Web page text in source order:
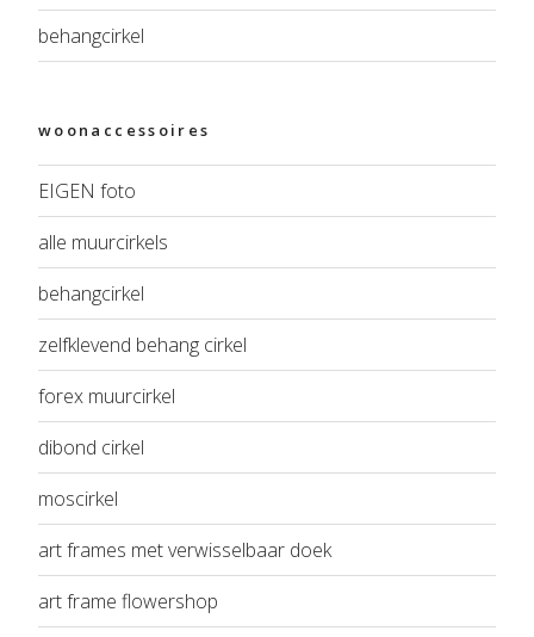
behangcirkel
woonaccessoires
EIGEN foto
alle muurcirkels
behangcirkel
zelfklevend behang cirkel
forex muurcirkel
dibond cirkel
moscirkel
art frames met verwisselbaar doek
art frame flowershop